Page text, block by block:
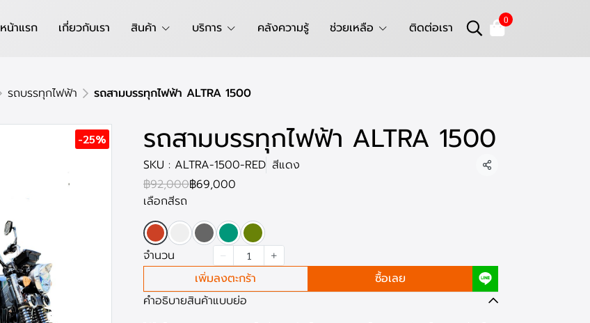
หน้าแรก เกี่ยวกับเรา สินค้า บริการ คลังความรู้ ช่วยเหลือ ติดต่อเรา 0
รถบรรทุกไฟฟ้า รถสามบรรทุกไฟฟ้า ALTRA 1500
-25% รถสามบรรทุกไฟฟ้า ALTRA 1500
SKU : ALTRA-1500-RED สีแดง
แชร์
฿92,000฿69,000
เลือกสีรถ
จำนวน
เพิ่มลงตะกร้า
ซื้อเลย
คำอธิบายสินค้าแบบย่อ